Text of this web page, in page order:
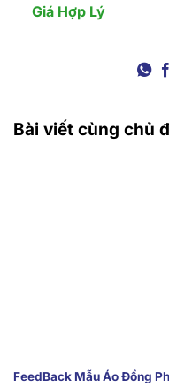
Giá Hợp Lý
Bài viết cùng chủ
FeedBack Mẫu Áo Đồng